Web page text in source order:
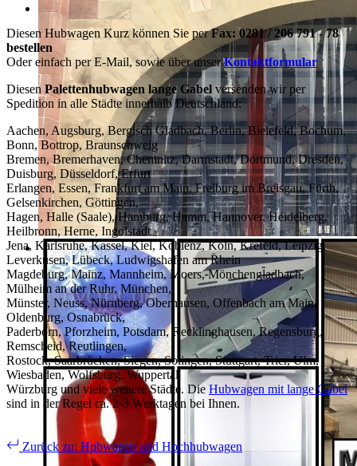
Diesen Hubwagen Kurz können Sie perFax: 0281 / 206 791 - 78
bestellen
Oder einfach per E-Mail, sowie über unserKontaktformular
Diesen Palettenhubwagen lange Gabel versenden wir per
Spedition in alle Städte innerhalb Deutschland:
Aachen, Augsburg, Bergisch Gladbach, Berlin, Bielefeld, Bochum,
Bonn, Bottrop, Braunschweig
Bremen, Bremerhaven, Chemnitz, Darmstadt, Dortmund, Dresden,
Duisburg, Düsseldorf, Erfurt
Erlangen, Essen, Frankfurt am Main, Freiburg im Breisgau, Fürth,
Gelsenkirchen, Göttingen,
Hagen, Halle (Saale), Hamburg, Hamm, Hannover, Heidelberg,
Heilbronn, Herne, Ingolstadt
Jena, Karlsruhe, Kassel, Kiel, Koblenz, Köln, Krefeld, Leipzig,
Leverkusen, Lübeck, Ludwigshafen am Rhein
Magdeburg, Mainz, Mannheim, Moers, Mönchengladbach,
Mülheim an der Ruhr, München,
Münster, Neuss, Nürnberg, Oberhausen, Offenbach am Main,
Oldenburg, Osnabrück,
Paderborn, Pforzheim, Potsdam, Recklinghausen, Regensburg,
Remscheid, Reutlingen,
Rostock, Saarbrücken, Siegen, Solingen, Stuttgart, Trier, Ulm,
Wiesbaden, Wolfsburg, Wuppertal
Würzburg und viele weitere Städte. Die Hubwagen mit lange Gabel
sind in der Regel ca. 2-3 Werktagen bei Ihnen.
Zurück zu: Hubwagen und Hochhubwagen